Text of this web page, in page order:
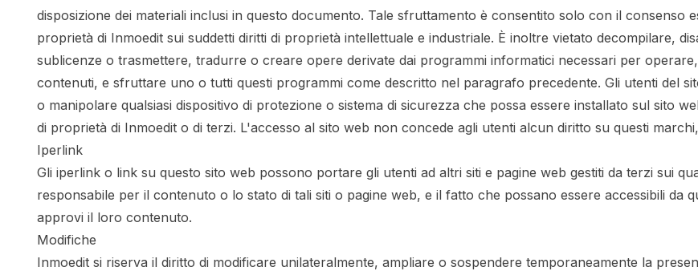
disposizione dei materiali inclusi in questo documento. Tale sfruttamento è consentito solo con il consenso
proprietà di Inmoedit sui suddetti diritti di proprietà intellettuale e industriale. È inoltre vietato decompilare,
sublicenze o trasmettere, tradurre o creare opere derivate dai programmi informatici necessari per
contenuti, e sfruttare uno o tutti questi programmi come descritto nel paragrafo precedente. Gli utenti del
o manipolare qualsiasi dispositivo di protezione o sistema di sicurezza che possa essere installato sul sito
di proprietà di Inmoedit o di terzi. L'accesso al sito web non concede agli utenti alcun diritto su questi
Iperlink
Gli iperlink o link su questo sito web possono portare gli utenti ad altri siti e pagine web gestiti da terzi sui
responsabile per il contenuto o lo stato di tali siti o pagine web, e il fatto che possano essere accessibili da
approvi il loro contenuto.
Modifiche
Inmoedit si riserva il diritto di modificare unilateralmente, ampliare o sospendere temporaneamente la